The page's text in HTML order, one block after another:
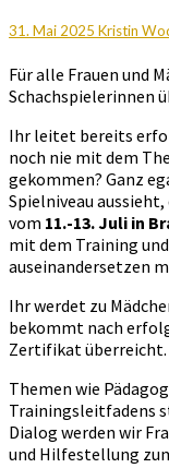
Schachjugend
31. Mai 2025 Kristin
Für alle Frauen und
Schachspielerinnen
Ihr leitet bereits
noch nie mit dem
gekommen? Ganz
Spielniveau
vom 11.-13. Juli in
mit dem Training
auseinandersetzen
Ihr werdet zu
bekommt nach
Zertifikat überreicht.
Themen wie
Trainingsleitfadens
Dialog werden wir
und Hilfestellung